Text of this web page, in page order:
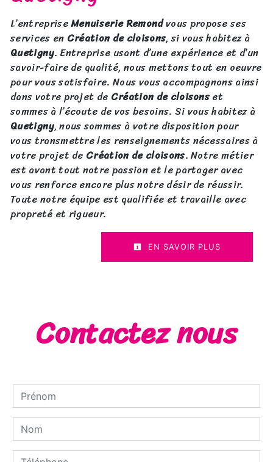
L’entrepriseMenuiserie Remondvous propose ses
services en Création de cloisons, si vous habitez à
Quetigny. Entreprise usant d’une expérience et d’un
savoir-faire de qualité, nous mettons tout en oeuvre
pour vous satisfaire. Nous vous accompagnons ainsi
dans votre projet de Création de cloisonset
sommes à l’écoute de vos besoins. Si vous habitez à
Quetigny, nous sommes à votre disposition pour
vous transmettre les renseignements nécessaires à
votre projet de Création de cloisons. Notre métier
est avant tout notre passion et le partager avec
vous renforce encore plus notre désir de réussir.
Toute notre équipe est qualifiée et travaille avec
propreté et rigueur.
EN SAVOIR PLUS
Contactez nous